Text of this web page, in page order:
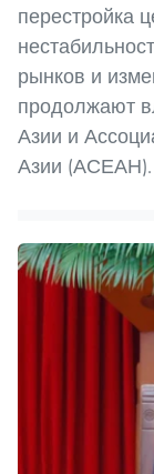
перестройка
рынков и
продолжают
Азии и
Азии (АСЕАН).